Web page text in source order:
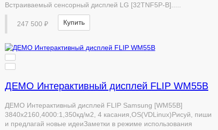
Встраиваемый сенсорный дисплей LG [32TNF5P-B].....
247 500 ₽ Купить
ДЕМО Интерактивный дисплей FLIP WM55B
ДЕМО Интерактивный дисплей FLIP Samsung [WM55B]
3840х2160,4000:1,350кд/м2, 4 касания,OS(VDLinux)Рисуй, пиши
и предлагай новые идеиЗаметки в режиме использования